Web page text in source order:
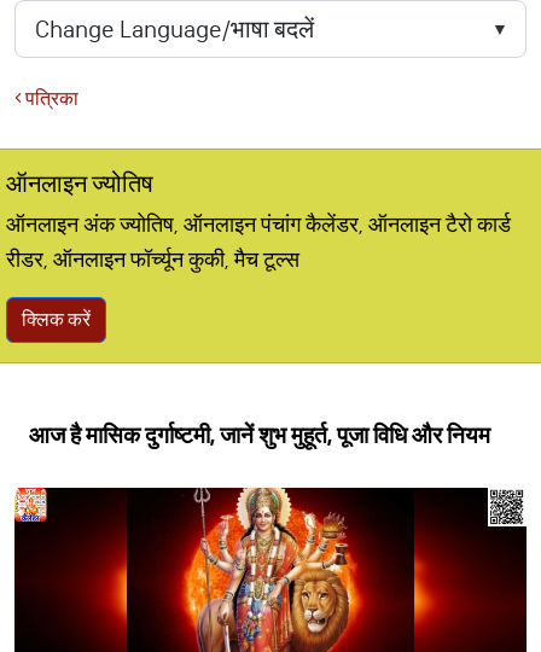
पत्रिका
ऑनलाइन ज्योतिष
ऑनलाइन अंक ज्योतिष, ऑनलाइन पंचांग कैलेंडर, ऑनलाइन टैरो कार्ड
रीडर, ऑनलाइन फॉर्च्यून कुकी, मैच टूल्स
क्लिक करें
आज है मासिक दुर्गाष्टमी, जानें शुभ मुहूर्त, पूजा विधि और नियम